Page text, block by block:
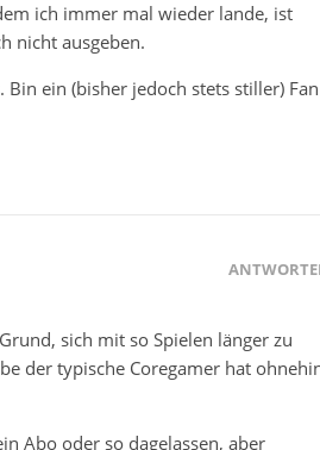
ich immer mal wieder lande, ist
nicht ausgeben.
ein (bisher jedoch stets stiller) Fan
sich mit so Spielen länger zu
der typische Coregamer hat
Abo oder so dagelassen, aber